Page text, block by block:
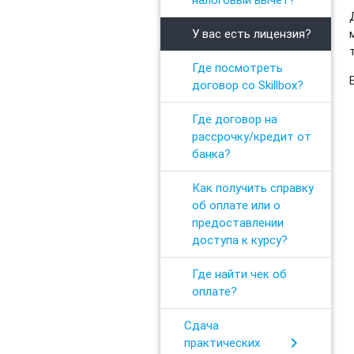
У вас есть лицензия?
Где посмотреть
договор со Skillbox?
Где договор на
рассрочку/кредит от
банка?
Как получить справку
об оплате или о
предоставлении
доступа к курсу?
Где найти чек об
оплате?
Сдача
практических
chevron_right